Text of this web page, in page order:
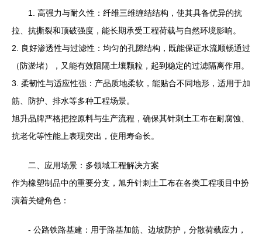
1. 高强力与耐久性：纤维三维缠结结构，使其具备优异的抗
拉、抗撕裂和顶破强度，能长期承受工程荷载与自然环境影响。
2. 良好渗透性与过滤性：均匀的孔隙结构，既能保证水流顺畅通过
（防淤堵），又能有效阻隔土壤颗粒，起到稳定的过滤隔离作用。
3. 柔韧性与适应性强：产品质地柔软，能贴合不同地形，适用于加
筋、防护、排水等多种工程场景。
旭升品牌严格把控原料与生产流程，确保其针刺土工布在耐腐蚀、
抗老化等性能上表现突出，使用寿命长。
二、应用场景：多领域工程解决方案
作为橡塑制品中的重要分支，旭升针刺土工布在各类工程项目中扮
演着关键角色：
- 公路铁路基建：用于路基加筋、边坡防护，分散荷载应力，